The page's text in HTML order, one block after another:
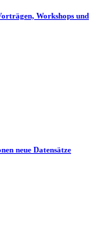
Workshops und
neue Datensätze